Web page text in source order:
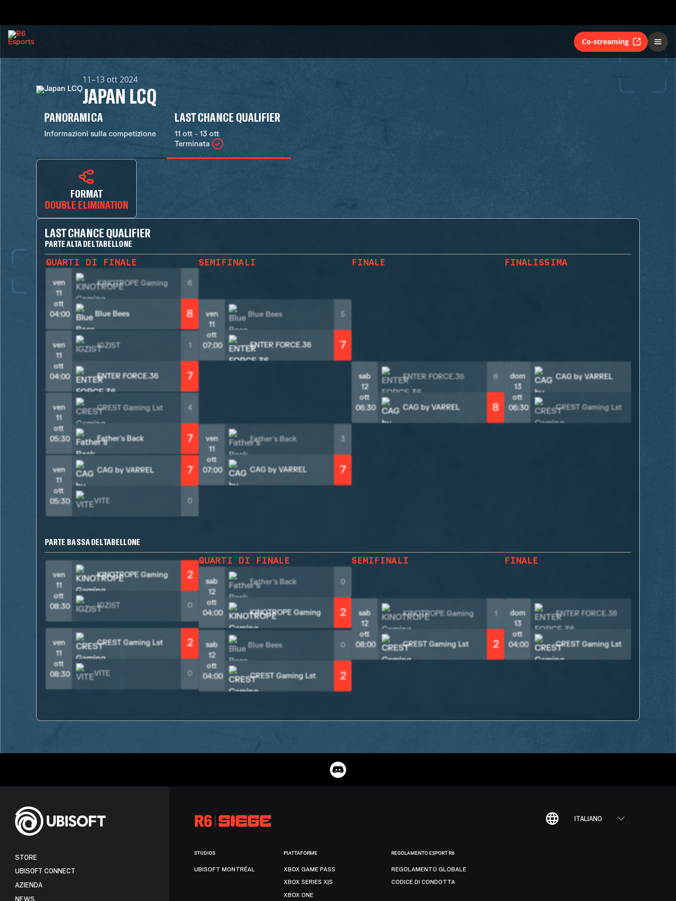
Co-streaming
11–13 ott 2024
JAPAN LCQ
PANORAMICA
Informazioni sulla competizione
LAST CHANCE QUALIFIER
11 ott - 13 ott
Terminata
FORMAT
DOUBLE ELIMINATION
LAST CHANCE QUALIFIER
PARTE ALTA DEL TABELLONE
QUARTI DI FINALE
ven
11
ott
04:00
KINOTROPE Gaming 6
Blue Bees 8
ven
11
ott
04:00
IGZIST 1
ENTER FORCE.36 7
ven
11
ott
05:30
CREST Gaming Lst 4
Father's Back 7
ven
11
ott
05:30
CAG by VARREL 7
VITE 0
SEMIFINALI
ven
11
ott
07:00
Blue Bees 5
ENTER FORCE.36 7
ven
11
ott
07:00
Father's Back 3
CAG by VARREL 7
FINALE
sab
12
ott
06:30
ENTER FORCE.36 6
CAG by VARREL 8
FINALISSIMA
dom
13
ott
06:30
CAG by VARREL
CREST Gaming Lst
PARTE BASSA DEL TABELLONE
ven
11
ott
08:30
KINOTROPE Gaming 2
IGZIST 0
ven
11
ott
08:30
CREST Gaming Lst 2
VITE 0
QUARTI DI FINALE
sab
12
ott
04:00
Father's Back 0
KINOTROPE Gaming 2
sab
12
ott
04:00
Blue Bees 0
CREST Gaming Lst 2
SEMIFINALI
sab
12
ott
08:00
KINOTROPE Gaming 1
CREST Gaming Lst 2
FINALE
dom
13
ott
04:00
ENTER FORCE.36
CREST Gaming Lst
ITALIANO
STORE
UBISOFT CONNECT
AZIENDA
NEWS
STUDIOS
UBISOFT MONTRÉAL
PIATTAFORME
XBOX GAME PASS
XBOX SERIES X|S
XBOX ONE
REGOLAMENTO ESPORT R6
REGOLAMENTO GLOBALE
CODICE DI CONDOTTA